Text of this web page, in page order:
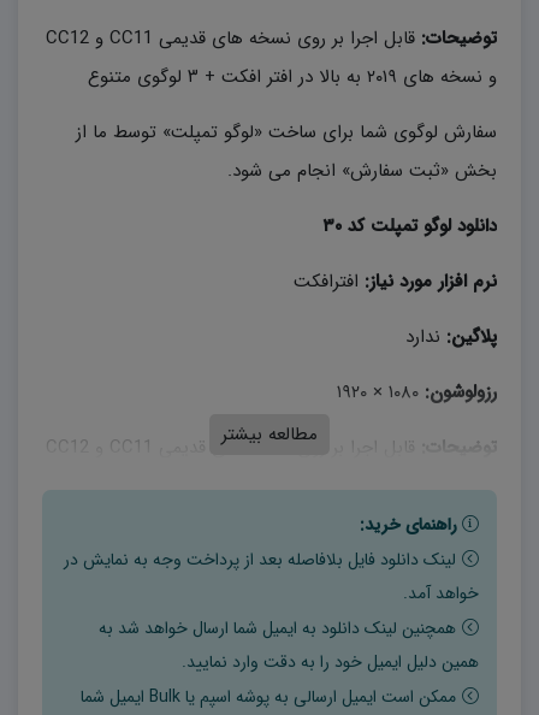
توضیحات:
قابل اجرا بر روی نسخه های قدیمی CC11 و CC12
و نسخه های ۲۰۱۹ به بالا در افتر افکت + ۳ لوگوی متنوع
سفارش لوگوی شما برای ساخت «لوگو تمپلت» توسط ما از
بخش «ثبت سفارش» انجام می شود.
دانلود لوگو تمپلت کد ۳۰
نرم افزار مورد نیاز: افترافکت
پلاگین: ندارد
رزولوشون: ۱۰۸۰ × ۱۹۲۰
توضیحات:
قابل اجرا بر روی نسخه های قدیمی CC11 و CC12
امروزه استفاده های زیادی از لوگو تمپلت ها برای تبلیغات وب
سایت ها و محصولات آن می شود.
لوگو تمپلت
یا قالب لوگو (Logo Template)، یک نمونه آماده
از یک لوگو یا نشان تجاری به صورت ویدئو است که معمولاً به
مطالعه بیشتر
راهنمای خرید:
لینک دانلود فایل بلافاصله بعد از پرداخت وجه به نمایش در
خواهد آمد.
همچنین لینک دانلود به ایمیل شما ارسال خواهد شد به
همین دلیل ایمیل خود را به دقت وارد نمایید.
ممکن است ایمیل ارسالی به پوشه اسپم یا Bulk ایمیل شما